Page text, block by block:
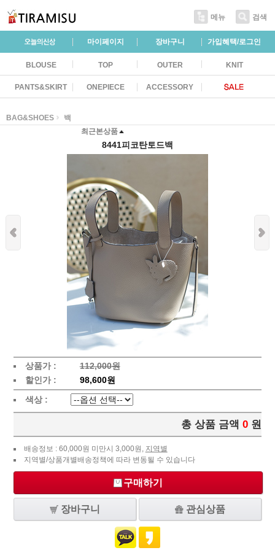
메뉴 검색
마이페이지 장바구니 가입혜택/로그인
BLOUSE TOP OUTER KNIT
PANTS&SKIRT ONEPIECE ACCESSORY
BAG&SHOES
백
최근본상품
8441피코탄토드백
상품가 :
112,000원
할인가 :
98,600원
색상 :
총 상품 금액 0 원
배송정보 : 60,000원 미만시 3,000원, 지역별
지역별/상품개별배송정책에 따라 변동될 수 있습니다
구매하기
장바구니 관심상품